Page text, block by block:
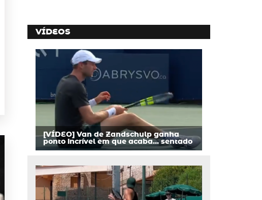
VÍDEOS
[VÍDEO] Van de Zandschulp ganha
ponto incrível em que acaba… sentado